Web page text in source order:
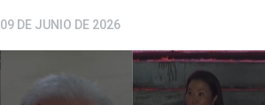
09 DE JUNIO DE 2026